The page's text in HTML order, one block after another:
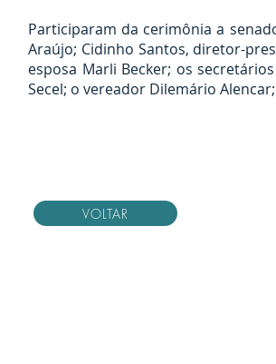
Participaram da cerimônia a
Araújo; Cidinho Santos, diretor-
esposa Marli Becker; os
Secel; o vereador Dilemário
VOLTAR